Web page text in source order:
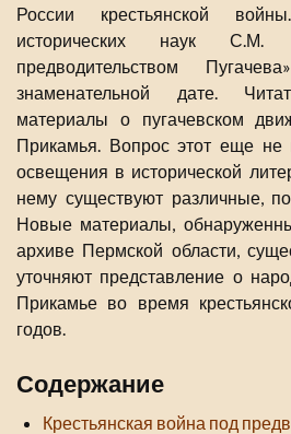
России крестьянской
исторических наук С.М.
предводительством
знаменательной дате.
материалы о пугачевском
Прикамья. Вопрос этот еще не
освещения в исторической
нему существуют различные,
Новые материалы,
архиве Пермской области,
уточняют представление о
Прикамье во время
годов.
Содержание
Крестьянская война под